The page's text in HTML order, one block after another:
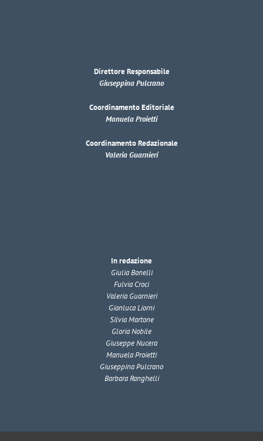
Direttore Responsabile
Giuseppina Pulcrano
Coordinamento Editoriale
Manuela Proietti
Coordinamento Redazionale
Valeria Guarnieri
In redazione
Giulia Bonelli
Fulvia Croci
Valeria Guarnieri
Gianluca Liorni
Silvia Martone
Gloria Nobile
Giuseppe Nucera
Manuela Proietti
Giuseppina Pulcrano
Barbara Ranghelli